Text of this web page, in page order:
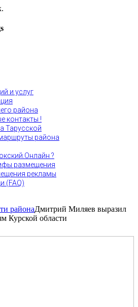
и услуг
района
контакты !
Тарусской
района
?
размещения
рекламы
(FAQ)
районаДмитрий Миляев выразил
Курской области